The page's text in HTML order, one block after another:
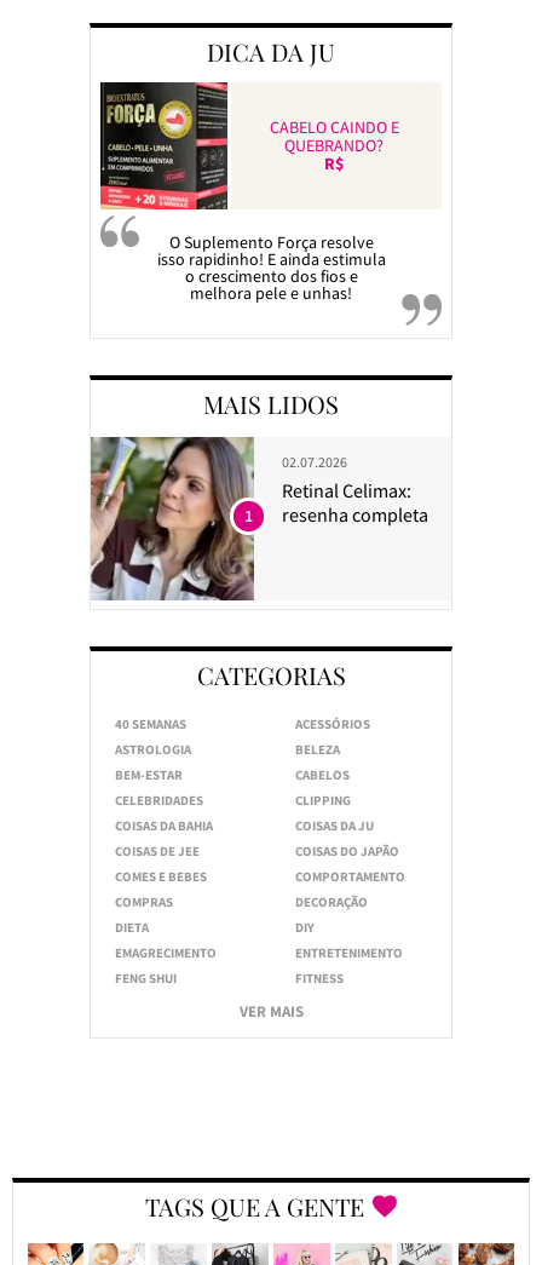
DICA DA JU
CABELO CAINDO E
QUEBRANDO?
R$
O Suplemento Força resolve
isso rapidinho! E ainda estimula
o crescimento dos fios e
melhora pele e unhas!
MAIS LIDOS
02.07.2026
Retinal Celimax:
resenha completa
1
CATEGORIAS
40 SEMANAS
ACESSÓRIOS
ASTROLOGIA
BELEZA
BEM-ESTAR
CABELOS
CELEBRIDADES
CLIPPING
COISAS DA BAHIA
COISAS DA JU
COISAS DE JEE
COISAS DO JAPÃO
COMES E BEBES
COMPORTAMENTO
COMPRAS
DECORAÇÃO
DIETA
DIY
EMAGRECIMENTO
ENTRETENIMENTO
FENG SHUI
FITNESS
VER MAIS
TAGS QUE A GENTE